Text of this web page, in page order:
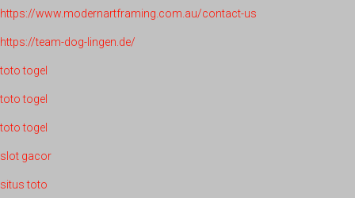
https://www.modernartframing.com.au/contact-us
https://team-dog-lingen.de/
toto togel
toto togel
toto togel
slot gacor
situs toto